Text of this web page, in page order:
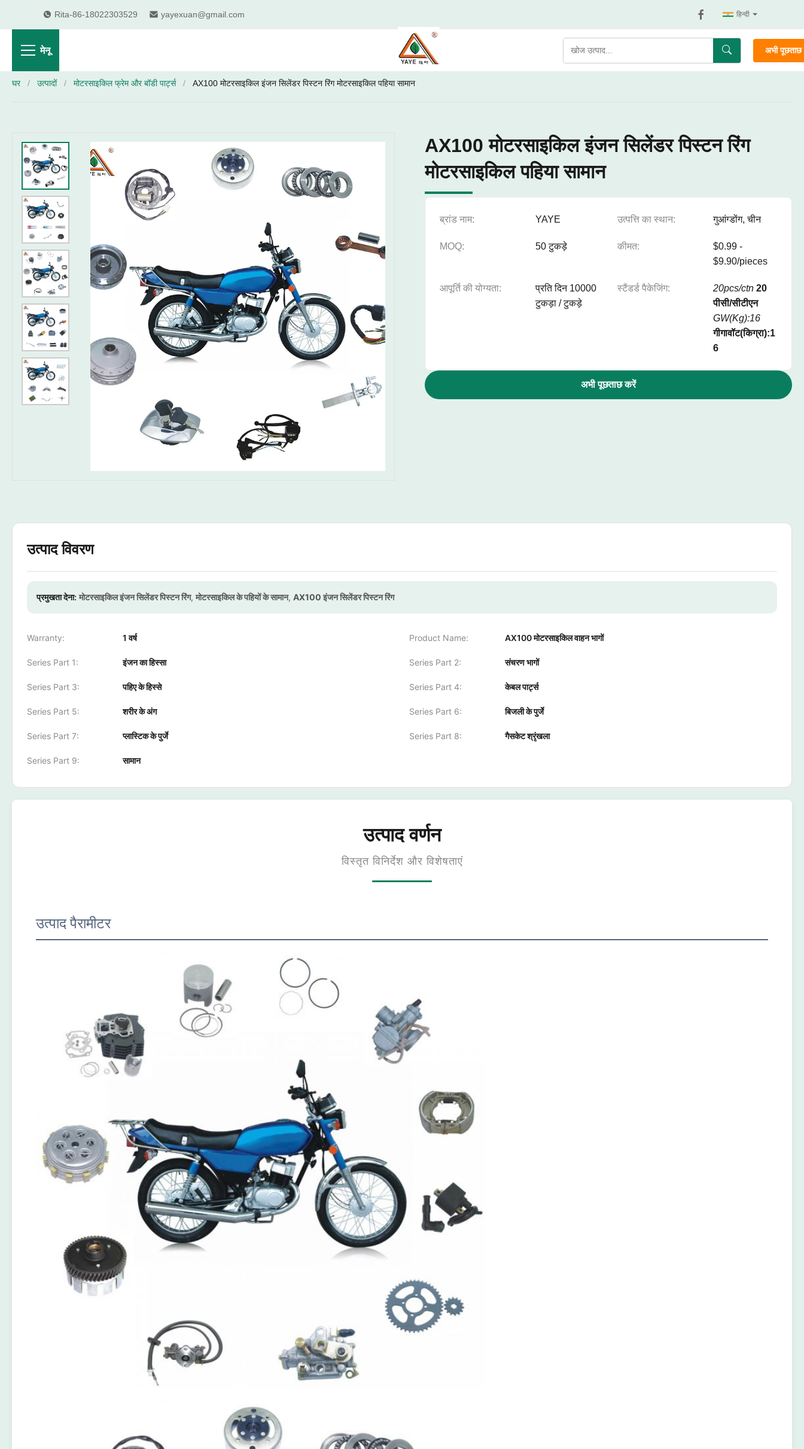
Rita-86-18022303529 yayexuan@gmail.com हिन्दी
मेनू अभी
घर / उत्पादों / मोटरसाइकिल फ्रेम और बॉडी पार्ट्स / AX100 मोटरसाइकिल इंजन सिलेंडर पिस्टन रिंग मोटरसाइकिल पहिया सामान
AX100 मोटरसाइकिल इंजन सिलेंडर पिस्टन रिंग
मोटरसाइकिल पहिया सामान
ब्रांड नाम: YAYE उत्पत्ति का स्थान: गुआंग्डोंग, चीन
MOQ: 50 टुकड़े कीमत:
$0.99 -
$9.90/pieces
आपूर्ति की योग्यता:
प्रति दिन 10000
टुकड़ा / टुकड़े
स्टैंडर्ड पैकेजिंग: 20pcs/ctn 20
पीसी/सीटीएन
GW(Kg):16
गीगावॉट(किग्रा):1
6
अभी पूछताछ करें
उत्पाद विवरण
प्रमुखता देना: मोटरसाइकिल इंजन सिलेंडर पिस्टन रिंग, मोटरसाइकिल के पहियों के सामान, AX100 इंजन सिलेंडर पिस्टन रिंग
Warranty: 1 वर्ष Product Name: AX100 मोटरसाइकिल वाहन भागों
Series Part 1: इंजन का हिस्सा Series Part 2: संचरण भागों
Series Part 3: पहिए के हिस्से Series Part 4: केबल पार्ट्स
Series Part 5: शरीर के अंग Series Part 6: बिजली के पुर्जे
Series Part 7: प्लास्टिक के पुर्जे Series Part 8: गैसकेट श्रृंखला
Series Part 9: सामान
उत्पाद वर्णन
विस्तृत विनिर्देश और विशेषताएं
उत्पाद पैरामीटर